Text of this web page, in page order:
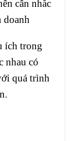
cân nhắc
doanh
ích trong
nhau có
quá trình